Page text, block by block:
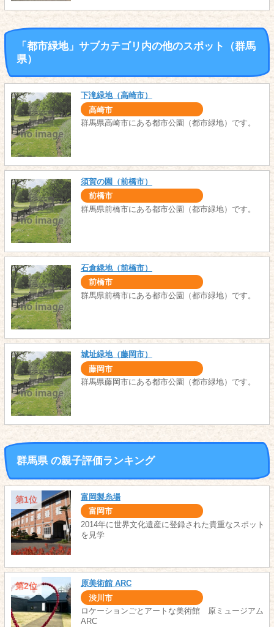
「都市緑地」サブカテゴリ内の他のスポット（群馬
県）
下滝緑地（高崎市）
高崎市
群馬県高崎市にある都市公園（都市緑地）です。
須賀の園（前橋市）
前橋市
群馬県前橋市にある都市公園（都市緑地）です。
石倉緑地（前橋市）
前橋市
群馬県前橋市にある都市公園（都市緑地）です。
城址緑地（藤岡市）
藤岡市
群馬県藤岡市にある都市公園（都市緑地）です。
群馬県 の親子評価ランキング
第1位 富岡製糸場
富岡市
2014年に世界文化遺産に登録された貴重なスポット
を見学
第2位 原美術館 ARC
渋川市
ロケーションごとアートな美術館 原ミュージアム
ARC